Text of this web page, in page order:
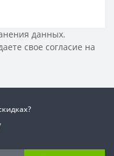
данных.
свое согласие на